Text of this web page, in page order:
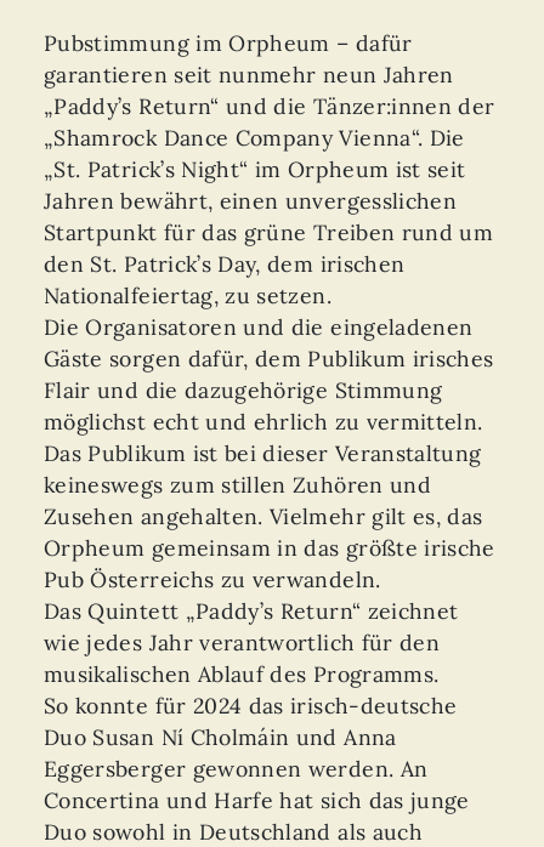
Pubstimmung im Orpheum – dafür
garantieren seit nunmehr neun Jahren
„Paddy’s Return“ und die Tänzer:innen der
„Shamrock Dance Company Vienna“. Die
„St. Patrick’s Night“ im Orpheum ist seit
Jahren bewährt, einen unvergesslichen
Startpunkt für das grüne Treiben rund um
den St. Patrick’s Day, dem irischen
Nationalfeiertag, zu setzen.
Die Organisatoren und die eingeladenen
Gäste sorgen dafür, dem Publikum irisches
Flair und die dazugehörige Stimmung
möglichst echt und ehrlich zu vermitteln.
Das Publikum ist bei dieser Veranstaltung
keineswegs zum stillen Zuhören und
Zusehen angehalten. Vielmehr gilt es, das
Orpheum gemeinsam in das größte irische
Pub Österreichs zu verwandeln.
Das Quintett „Paddy’s Return“ zeichnet
wie jedes Jahr verantwortlich für den
musikalischen Ablauf des Programms.
So konnte für 2024 das irisch-deutsche
Duo Susan Ní Cholmáin und Anna
Eggersberger gewonnen werden. An
Concertina und Harfe hat sich das junge
Duo sowohl in Deutschland als auch